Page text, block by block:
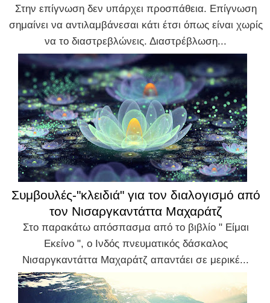
Στην επίγνωση δεν υπάρχει προσπάθεια. Επίγνωση
σημαίνει να αντιλαμβάνεσαι κάτι έτσι όπως είναι χωρίς
να το διαστρεβλώνεις. Διαστρέβλωση...
Συμβουλές-"κλειδιά" για τον διαλογισμό από
τον Νισαργκαντάττα Μαχαράτζ
Στο παρακάτω απόσπασμα από το βιβλίο " Είμαι
Εκείνο ", ο Ινδός πνευματικός δάσκαλος
Νισαργκαντάττα Μαχαράτζ απαντάει σε μερικέ...